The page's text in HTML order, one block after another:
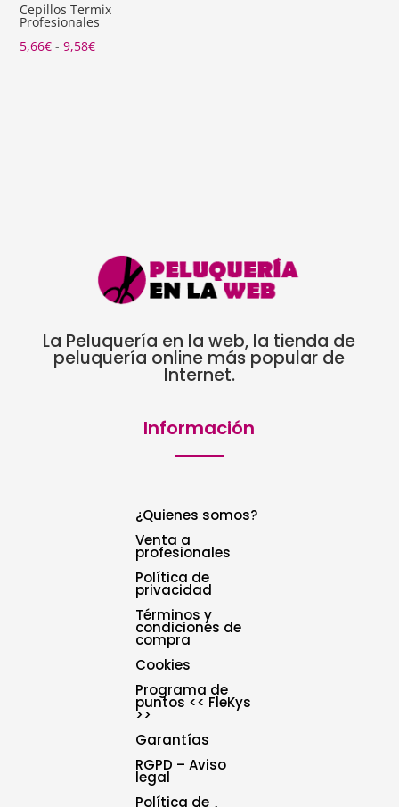
Cepillos Termix
Profesionales
5,66€ - 9,58€Rango
La Peluquería en la web, la tienda de
peluquería online más popular de
Internet.
Información
¿Quienes somos?
Venta a
profesionales
Política de
privacidad
Términos y
condiciones de
compra
Cookies
Programa de
puntos << FleKys
>>
Garantías
RGPD – Aviso
legal
Política de